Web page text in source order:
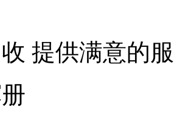
提供满意的